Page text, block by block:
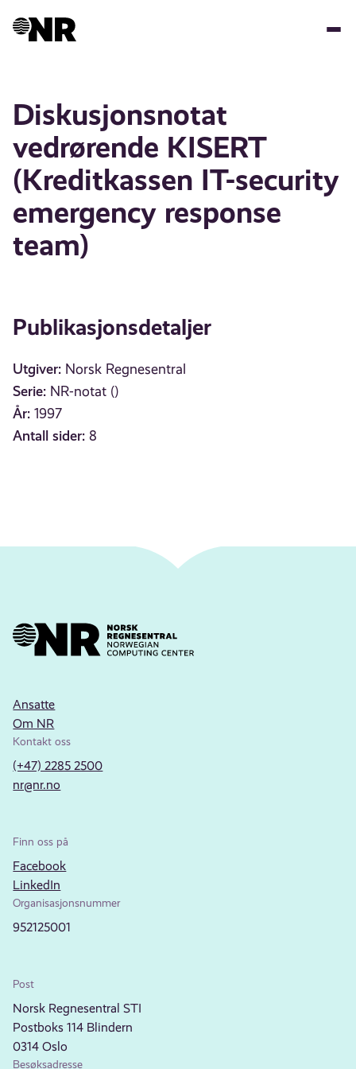
Diskusjonsnotat
vedrørende KISERT
(Kreditkassen IT-security
emergency response
team)
Publikasjonsdetaljer
Utgiver: Norsk Regnesentral
Serie: NR-notat ()
År: 1997
Antall sider: 8
Ansatte
Om NR
Kontakt oss
(+47) 2285 2500
nr@nr.no
Finn oss på
Facebook
LinkedIn
Organisasjonsnummer
952125001
Post
Norsk Regnesentral STI
Postboks 114 Blindern
0314 Oslo
Besøksadresse